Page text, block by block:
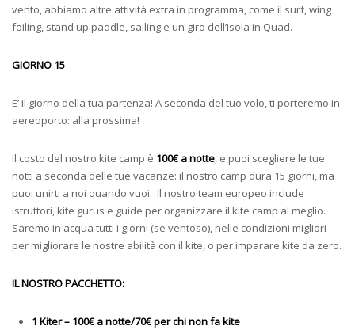
vento, abbiamo altre attività extra in programma, come il surf, wing
foiling, stand up paddle, sailing e un giro dell’isola in Quad.
GIORNO 15
E’ il giorno della tua partenza! A seconda del tuo volo, ti porteremo in
aereoporto: alla prossima!
Il costo del nostro kite camp è 100€ a notte, e puoi scegliere le tue
notti a seconda delle tue vacanze: il nostro camp dura 15 giorni, ma
puoi unirti a noi quando vuoi. Il nostro team europeo include
istruttori, kite gurus e guide per organizzare il kite camp al meglio.
Saremo in acqua tutti i giorni (se ventoso), nelle condizioni migliori
per migliorare le nostre abilità con il kite, o per imparare kite da zero.
IL NOSTRO PACCHETTO:
1 Kiter – 100€ a notte/70€ per chi non fa kite